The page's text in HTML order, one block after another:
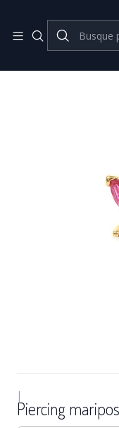
Inicio
|
Piercing